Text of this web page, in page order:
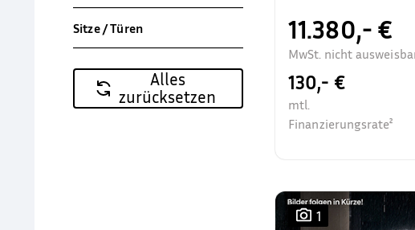
Sitze / Türen
Alles
zurücksetzen
11.380,- €
MwSt. nicht
130,- €
mtl.
Finanzierungsrate²
1